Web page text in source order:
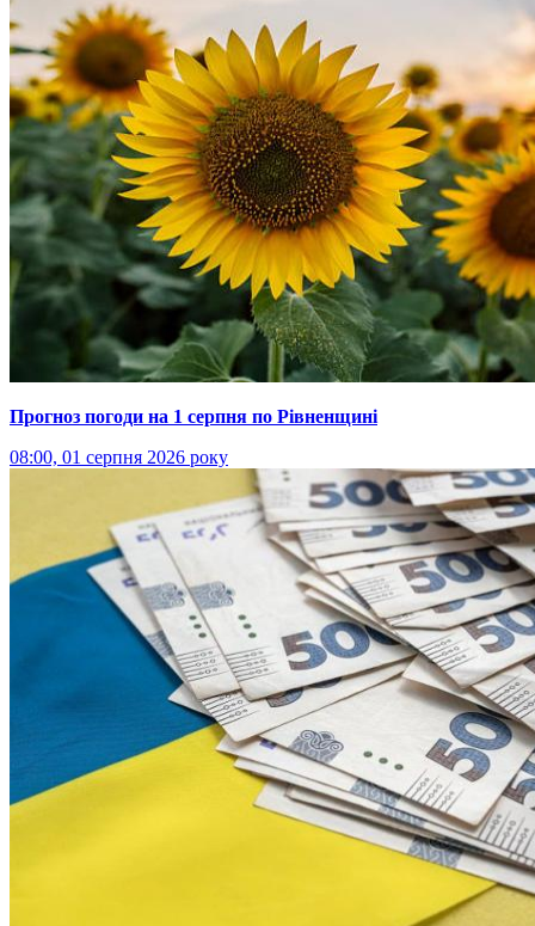
Прогноз погоди на 1 серпня по Рівненщині
08:00, 01 серпня 2026 року